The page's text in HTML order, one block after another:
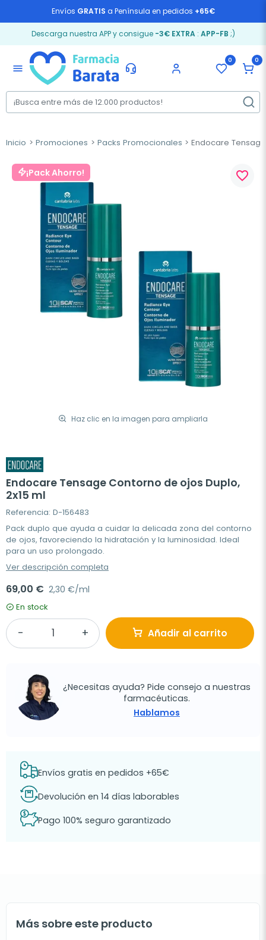
Envíos GRATIS a Península en pedidos +65€
Descarga nuestra APP y consigue -3€ EXTRA: APP-FB ;)
menu
0 0
Inicio Promociones Packs Promocionales Endocare
¡Pack Ahorro!
Haz clic en la imagen para ampliarla
favorite_border
Endocare Tensage Contorno de ojos Duplo,
2x15 ml
Referencia: D-156483
Pack duplo que ayuda a cuidar la delicada zona del contorno
de ojos, favoreciendo la hidratación y la luminosidad. Ideal
para un uso prolongado.
Ver descripción completa
69,00 € 2,30 €/ml
En stock
Añadir al carrito
¿Necesitas ayuda? Pide consejo a nuestras
farmacéuticas.
Hablamos
Envíos gratis en pedidos +65€
Devolución en 14 días laborables
Pago 100% seguro garantizado
Más sobre este producto